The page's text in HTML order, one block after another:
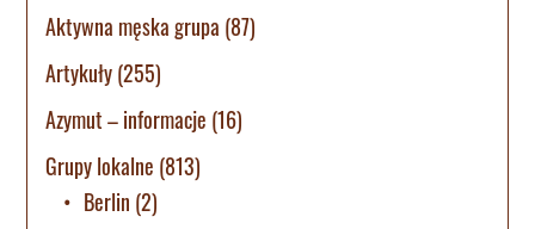
Aktywna męska grupa (87)
Artykuły(255)
Azymut – informacje (16)
Grupy lokalne (813)
Berlin (2)